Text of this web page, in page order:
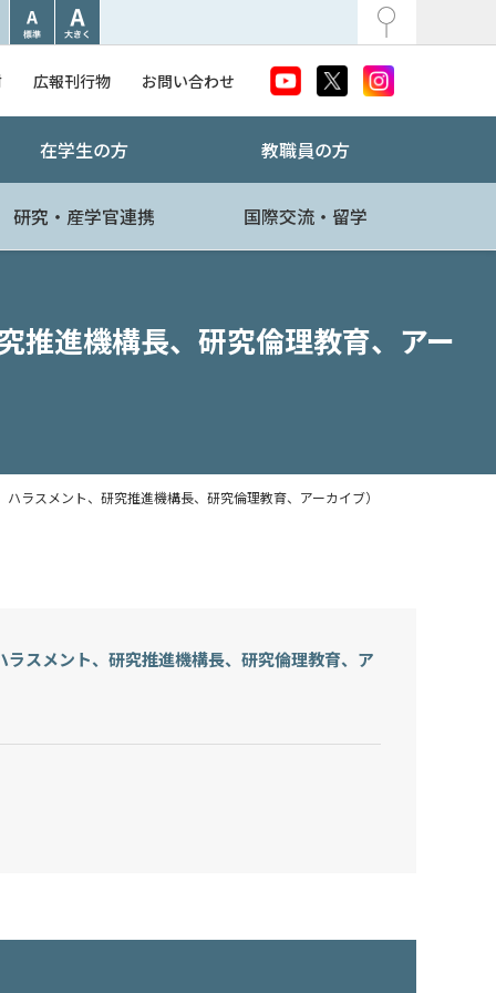
広報刊行物 お問い合わせ
在学生の方 教職員の方
研究・産学官連携 国際交流・留学
推進機構長、研究倫理教育、アー
ラスメント、研究推進機構長、研究倫理教育、アーカイブ）
スメント、研究推進機構長、研究倫理教育、ア